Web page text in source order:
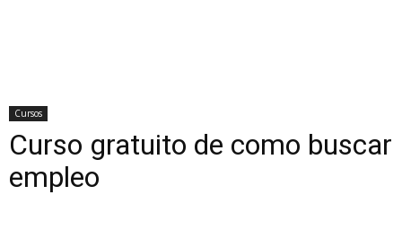
Cursos
Curso gratuito de como buscar
empleo